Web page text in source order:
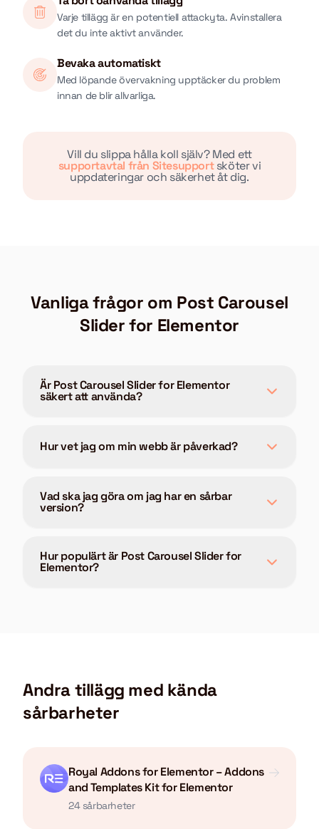
Varje tillägg är en potentiell attackyta. Avinstallera
det du inte aktivt använder.
Bevaka automatiskt
Med löpande övervakning upptäcker du problem
innan de blir allvarliga.
Vill du slippa hålla koll själv? Med ett
supportavtal från Sitesupportsköter vi
uppdateringar och säkerhet åt dig.
Vanliga frågor om Post Carousel
Slider for Elementor
Är Post Carousel Slider for Elementor
säkert att använda?
Hur vet jag om min webb är påverkad?
Vad ska jag göra om jag har en sårbar
version?
Hur populärt är Post Carousel Slider for
Elementor?
Andra tillägg med kända
sårbarheter
Royal Addons for Elementor – Addons
and Templates Kit for Elementor
24 sårbarheter